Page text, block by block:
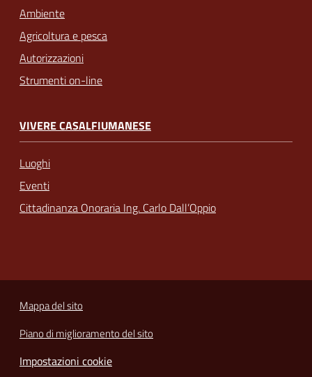
Ambiente
Agricoltura e pesca
Autorizzazioni
Strumenti on-line
VIVERE CASALFIUMANESE
Luoghi
Eventi
Cittadinanza Onoraria Ing. Carlo Dall’Oppio
Mappa del sito
Piano di miglioramento del sito
Impostazioni cookie